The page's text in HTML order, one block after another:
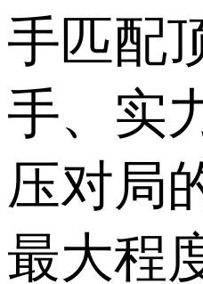
手匹配
手、实
压对局
最大程